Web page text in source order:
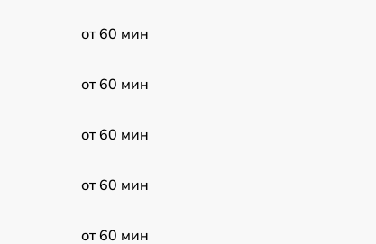
от 60 мин
от 60 мин
от 60 мин
от 60 мин
от 60 мин